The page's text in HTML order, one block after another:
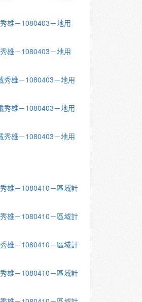
雄－1080403－地用
雄－1080403－地用
秀雄－1080403－地用
秀雄－1080403－地用
秀雄－1080403－地用
雄－1080410－區域計
雄－1080410－區域計
雄－1080410－區域計
雄－1080410－區域計